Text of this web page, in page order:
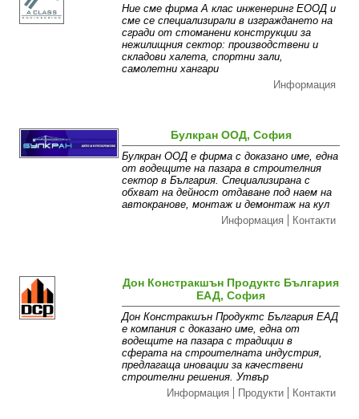
Ние сме фирма А клас инженеринг ЕООД и
сме се специализирали в изграждането на
сгради от стоманени конструкции за
нежилищния сектор: производствени и
складови халета, спортни зали,
самолетни хангари
Информация
Булкран ООД, София
Булкран ООД е фирма с доказано име, една
от водещите на пазара в строителния
сектор в България. Специализирана с
обхват на дейност отдаване под наем на
автокранове, монтаж и демонтаж на кул
Информация
Контакти
Дон Констракшън Продуктс България
ЕАД, София
Дон Констракшън Продуктс България ЕАД
е компания с доказано име, една от
водещите на пазара с традиции в
сферата на строителната индустрия,
предлагаща иновации за качествени
строителни решения. Утвър
Информация
Продукти Контакти